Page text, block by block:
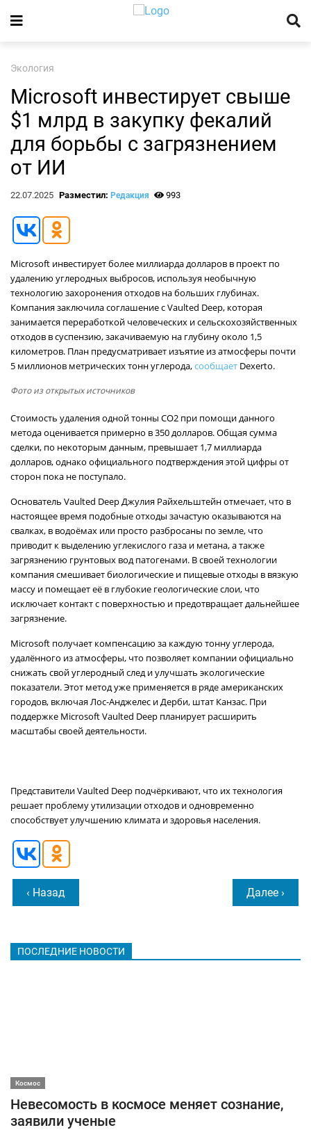
Экология
Microsoft инвестирует свыше
$1 млрд в закупку фекалий
для борьбы с загрязнением
от ИИ
22.07.2025 Разместил: Редакция 993
Microsoft инвестирует более миллиарда долларов в проект по
удалению углеродных выбросов, используя необычную
технологию захоронения отходов на больших глубинах.
Компания заключила соглашение с Vaulted Deep, которая
занимается переработкой человеческих и сельскохозяйственных
отходов в суспензию, закачиваемую на глубину около 1,5
километров. План предусматривает изъятие из атмосферы почти
5 миллионов метрических тонн углерода,сообщает Dexerto.
Фото из открытых источников
Стоимость удаления одной тонны CO2 при помощи данного
метода оценивается примерно в 350 долларов. Общая сумма
сделки, по некоторым данным, превышает 1,7 миллиарда
долларов, однако официального подтверждения этой цифры от
сторон пока не поступало.
Основатель Vaulted Deep Джулия Райхельштейн отмечает, что в
настоящее время подобные отходы зачастую оказываются на
свалках, в водоёмах или просто разбросаны по земле, что
приводит к выделению углекислого газа и метана, а также
загрязнению грунтовых вод патогенами. В своей технологии
компания смешивает биологические и пищевые отходы в вязкую
массу и помещает её в глубокие геологические слои, что
исключает контакт с поверхностью и предотвращает дальнейшее
загрязнение.
Microsoft получает компенсацию за каждую тонну углерода,
удалённого из атмосферы, что позволяет компании официально
снижать свой углеродный след и улучшать экологические
показатели. Этот метод уже применяется в ряде американских
городов, включая Лос-Анджелес и Дерби, штат Канзас. При
поддержке Microsoft Vaulted Deep планирует расширить
масштабы своей деятельности.
Представители Vaulted Deep подчёркивают, что их технология
решает проблему утилизации отходов и одновременно
способствует улучшению климата и здоровья населения.
‹ Назад Далее ›
ПОСЛЕДНИЕ НОВОСТИ
Космос
Невесомость в космосе меняет сознание,
заявили ученые